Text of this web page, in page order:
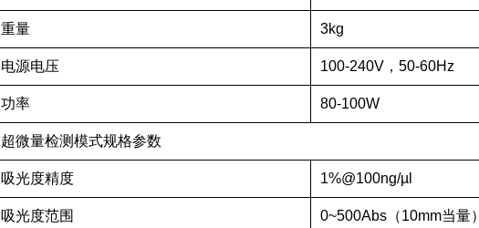
重量 3kg
电源电压 100-240V，50-60Hz
功率 80-100W
超微量检测模式规格参数
吸光度精度 1%@100ng/µl
吸光度范围 0~500Abs（10mm当量）